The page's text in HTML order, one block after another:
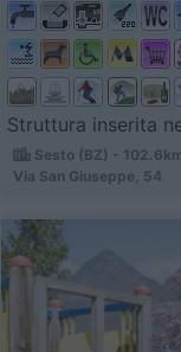
Struttura inserita
Sesto (BZ) -
Via San Giuseppe, 54